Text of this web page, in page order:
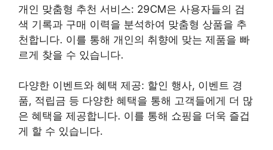
개인 맞춤형 추천 서비스: 29CM은 사용자들의 검
색 기록과 구매 이력을 분석하여 맞춤형 상품을 추
천합니다. 이를 통해 개인의 취향에 맞는 제품을 빠
르게 찾을 수 있습니다.
다양한 이벤트와 혜택 제공: 할인 행사, 이벤트 경
품, 적립금 등 다양한 혜택을 통해 고객들에게 더 많
은 혜택을 제공합니다. 이를 통해 쇼핑을 더욱 즐겁
게 할 수 있습니다.